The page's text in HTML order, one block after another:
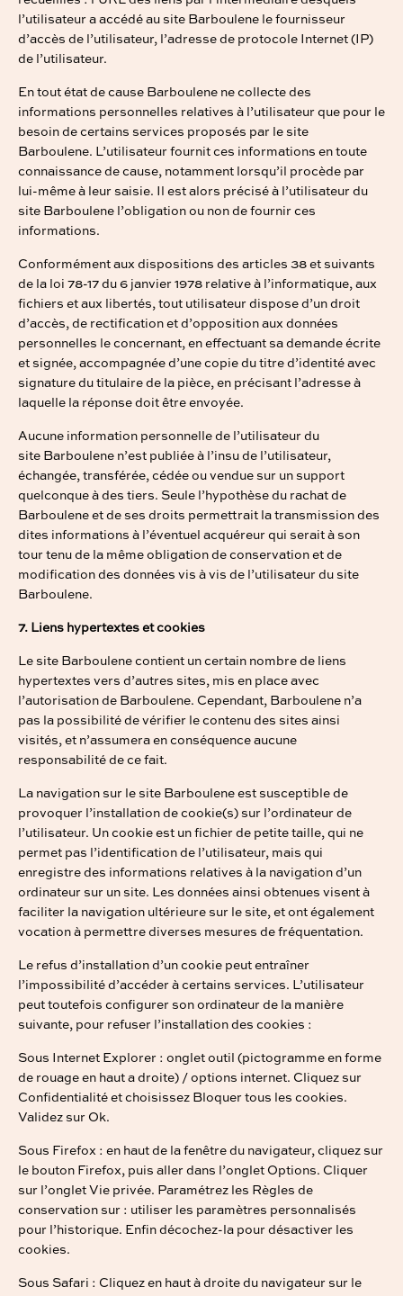
l’utilisateur a accédé au site Barboulene le fournisseur
d’accès de l’utilisateur, l’adresse de protocole Internet (IP)
de l’utilisateur.
En tout état de cause Barboulene ne collecte des
informations personnelles relatives à l’utilisateur que pour le
besoin de certains services proposés par le site
Barboulene. L’utilisateur fournit ces informations en toute
connaissance de cause, notamment lorsqu’il procède par
lui-même à leur saisie. Il est alors précisé à l’utilisateur du
site Barboulene l’obligation ou non de fournir ces
informations.
Conformément aux dispositions des articles 38 et suivants
de la loi 78-17 du 6 janvier 1978 relative à l’informatique, aux
fichiers et aux libertés, tout utilisateur dispose d’un droit
d’accès, de rectification et d’opposition aux données
personnelles le concernant, en effectuant sa demande écrite
et signée, accompagnée d’une copie du titre d’identité avec
signature du titulaire de la pièce, en précisant l’adresse à
laquelle la réponse doit être envoyée.
Aucune information personnelle de l’utilisateur du
site Barboulene n’est publiée à l’insu de l’utilisateur,
échangée, transférée, cédée ou vendue sur un support
quelconque à des tiers. Seule l’hypothèse du rachat de
Barboulene et de ses droits permettrait la transmission des
dites informations à l’éventuel acquéreur qui serait à son
tour tenu de la même obligation de conservation et de
modification des données vis à vis de l’utilisateur du site
Barboulene.
7. Liens hypertextes et cookies
Le site Barboulene contient un certain nombre de liens
hypertextes vers d’autres sites, mis en place avec
l’autorisation de Barboulene. Cependant, Barboulene n’a
pas la possibilité de vérifier le contenu des sites ainsi
visités, et n’assumera en conséquence aucune
responsabilité de ce fait.
La navigation sur le site Barboulene est susceptible de
provoquer l’installation de cookie(s) sur l’ordinateur de
l’utilisateur. Un cookie est un fichier de petite taille, qui ne
permet pas l’identification de l’utilisateur, mais qui
enregistre des informations relatives à la navigation d’un
ordinateur sur un site. Les données ainsi obtenues visent à
faciliter la navigation ultérieure sur le site, et ont également
vocation à permettre diverses mesures de fréquentation.
Le refus d’installation d’un cookie peut entraîner
l’impossibilité d’accéder à certains services. L’utilisateur
peut toutefois configurer son ordinateur de la manière
suivante, pour refuser l’installation des cookies :
Sous Internet Explorer : onglet outil (pictogramme en forme
de rouage en haut a droite) / options internet. Cliquez sur
Confidentialité et choisissez Bloquer tous les cookies.
Validez sur Ok.
Sous Firefox : en haut de la fenêtre du navigateur, cliquez sur
le bouton Firefox, puis aller dans l’onglet Options. Cliquer
sur l’onglet Vie privée. Paramétrez les Règles de
conservation sur : utiliser les paramètres personnalisés
pour l’historique. Enfin décochez-la pour désactiver les
cookies.
Sous Safari : Cliquez en haut à droite du navigateur sur le